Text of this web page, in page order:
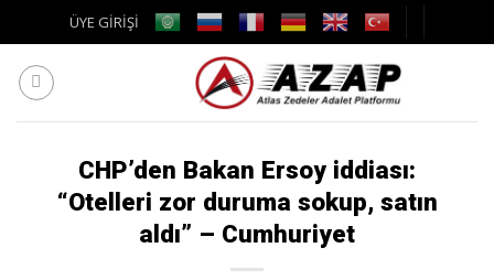
to
content
ÜYE GİRİŞİ
CHP’den Bakan Ersoy iddiası:
“Otelleri zor duruma sokup, satın
aldı” – Cumhuriyet